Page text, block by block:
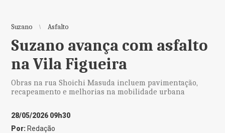
Suzano Asfalto
Suzano avança com asfalto
na Vila Figueira
Obras na rua Shoichi Masuda incluem pavimentação,
recapeamento e melhorias na mobilidade urbana
28/05/2026 09h30
Por: Redação